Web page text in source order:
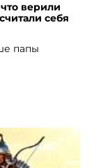
верили
себя
папы